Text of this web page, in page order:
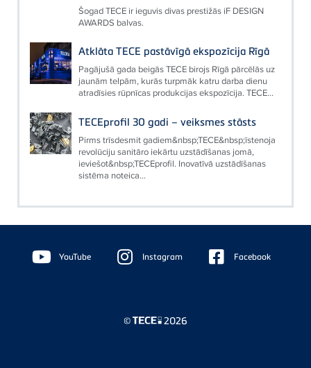
Šogad TECE ir ieguvis divas prestižās iF DESIGN
AWARDS balvas.
Atklāta TECE pastāvīgā ekspozīcija Rīgā
Pagājušā gada beigās TECE birojs Rīgā pārcēlās uz
jaunām telpām, kurās turpmāk katru darba dienu
atradīsies rūpnīcas produkcijas ekspozīcija. TECE...
TECEprofil 30 gadi – veiksmes stāsts
Pirms trīsdesmit gadiem&nbsp;TECE&nbsp;īstenoja
revolūciju sanitāro iekārtu uzstādīšanas jomā,
ieviešot&nbsp;TECEprofil. Inovatīvā uzstādīšanas
sistēma noteica...
Floating
Sidebar YouTube Instagram Facebook
© 2026